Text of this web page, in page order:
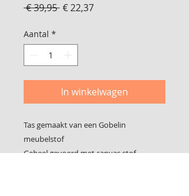
€ 39,95 Normale
€ 22,37Verkoopprijs
Aantal *
In winkelwagen
Tas gemaakt van een Gobelin
meubelstof
Geheel gevoerd met canvas stof